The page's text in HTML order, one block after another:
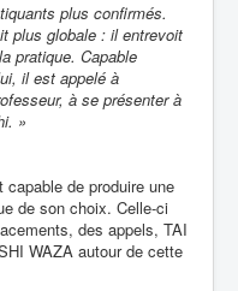
plus confirmés.
plus globale : il entrevoit
pratique. Capable
il est appelé à
à se présenter à
»
de produire une
de son choix. Celle-ci
des appels, TAI
WAZA autour de cette